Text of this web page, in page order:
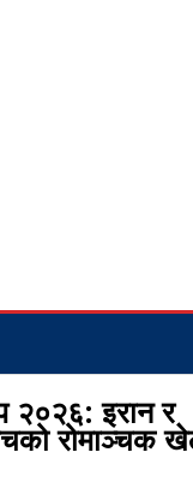
२०२६: इरान र
रोमाञ्चक